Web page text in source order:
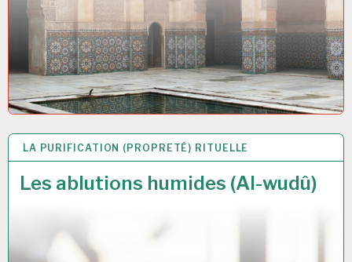
LA PURIFICATION (PROPRETÉ) RITUELLE
Les ablutions humides (Al-wudû)
16 MAR 2017